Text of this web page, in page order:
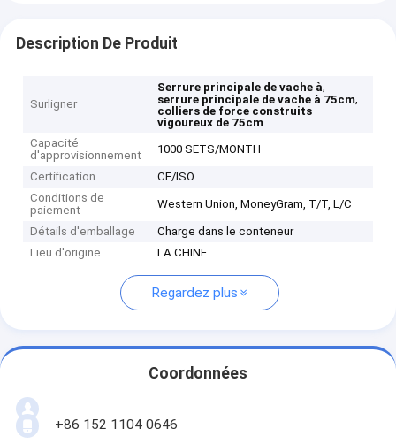
Description De Produit
Surligner
Serrure principale de vache à,
serrure principale de vache à 75cm,
colliers de force construits
vigoureux de 75cm
Capacité
d'approvisionnement
1000 SETS/MONTH
Certification
CE/ISO
Conditions de
paiement
Western Union, MoneyGram, T/T, L/C
Détails d'emballage
Charge dans le conteneur
Lieu d'origine
LA CHINE
Regardez plus
Coordonnées
+86 152 1104 0646